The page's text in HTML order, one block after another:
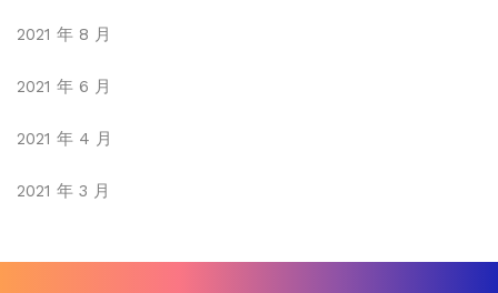
2021 年 8 月
2021 年 6 月
2021 年 4 月
2021 年 3 月